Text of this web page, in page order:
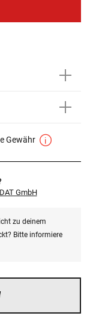
Gewähr
GmbH
zu deinem
Bitte informiere